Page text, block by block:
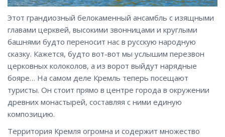
Этот грандиозный белокаменный ансамбль с изящными
главами церквей, высокими звонницами и круглыми
башнями будто переносит нас в русскую народную
сказку. Кажется, будто вот-вот мы услышим перезвон
церковных колоколов, а из ворот выйдут нарядные
бояре… На самом деле Кремль теперь посещают
туристы. Он стоит прямо в центре города в окружении
древних монастырей, составляя с ними единую
композицию.
Территория Кремля огромна и содержит множество